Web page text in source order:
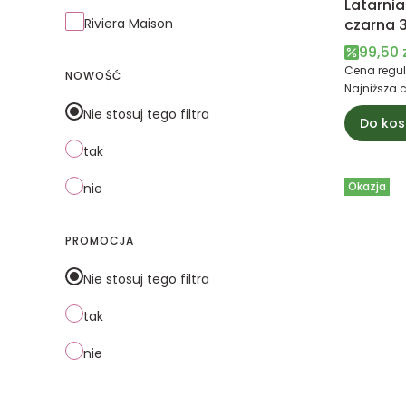
Riviera Maison
NOWOŚĆ
Nie stosuj tego filtra
tak
nie
PROMOCJA
Nie stosuj tego filtra
tak
nie
czarna
Cena
99,50
Cena
Najniższa
Do
Okazja